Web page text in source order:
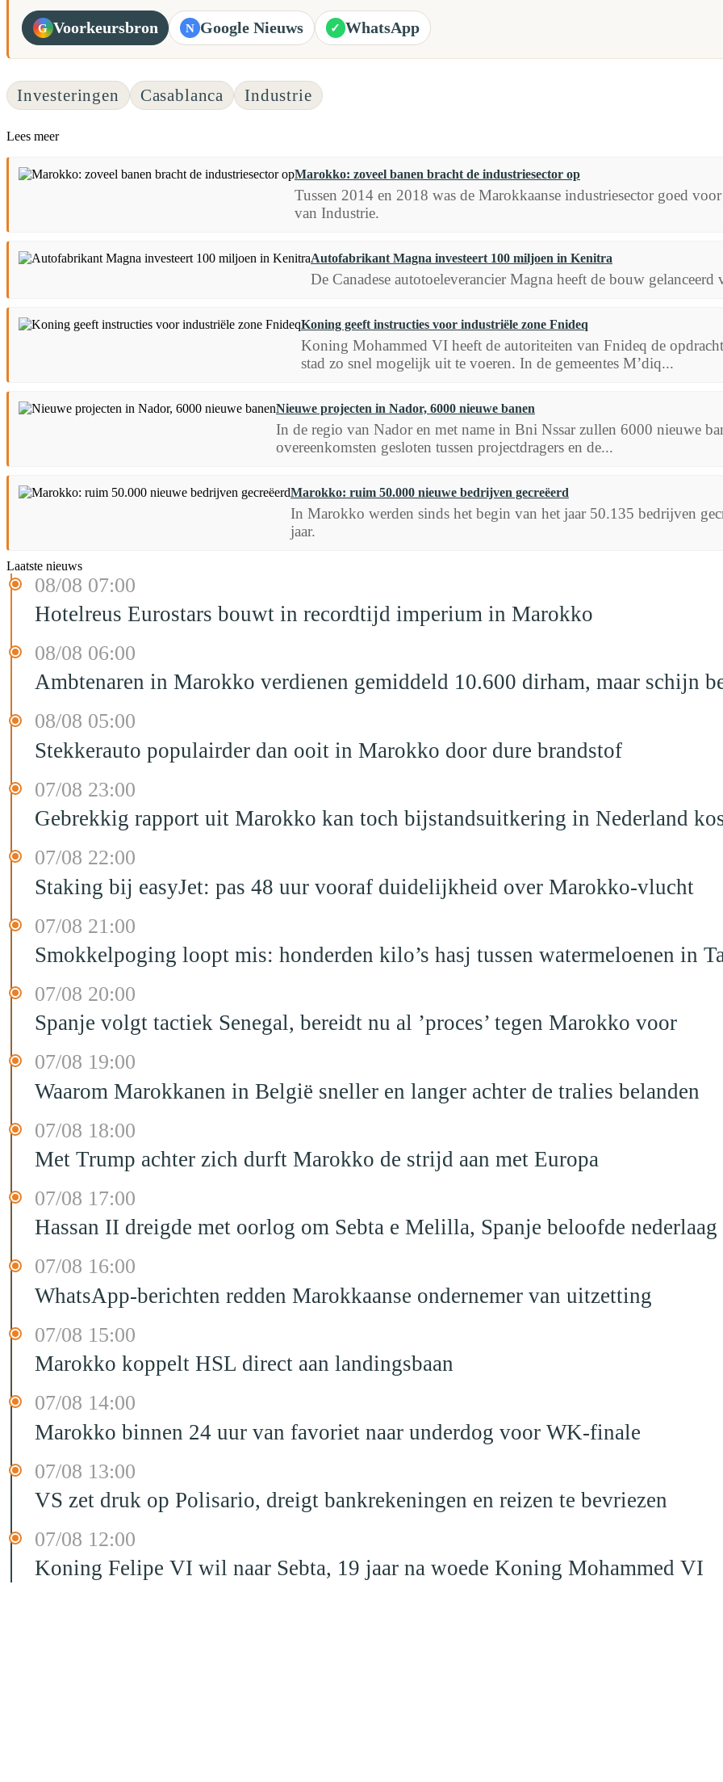
G Voorkeursbron N Google Nieuws ✓ WhatsApp
Investeringen Casablanca Industrie
Lees meer
Marokko: zoveel banen bracht de industriesector op
Tussen 2014 en 2018 was de Marokkaanse industriesector goed
van Industrie.
Autofabrikant Magna investeert 100 miljoen in Kenitra
De Canadese autotoeleverancier Magna heeft de bouw
Koning geeft instructies voor industriële zone Fnideq
Koning Mohammed VI heeft de autoriteiten van Fnideq de
stad zo snel mogelijk uit te voeren. In de gemeentes M’diq...
Nieuwe projecten in Nador, 6000 nieuwe banen
In de regio van Nador en met name in Bni Nssar zullen 6000 nieuwe
overeenkomsten gesloten tussen projectdragers en de...
Marokko: ruim 50.000 nieuwe bedrijven gecreëerd
In Marokko werden sinds het begin van het jaar 50.135 bedrijven
jaar.
Laatste nieuws
08/08 07:00
Hotelreus Eurostars bouwt in recordtijd imperium in Marokko
08/08 06:00
Ambtenaren in Marokko verdienen gemiddeld 10.600 dirham, maar schijn
08/08 05:00
Stekkerauto populairder dan ooit in Marokko door dure brandstof
07/08 23:00
Gebrekkig rapport uit Marokko kan toch bijstandsuitkering in Nederland
07/08 22:00
Staking bij easyJet: pas 48 uur vooraf duidelijkheid over Marokko-vlucht
07/08 21:00
Smokkelpoging loopt mis: honderden kilo’s hasj tussen watermeloenen in
07/08 20:00
Spanje volgt tactiek Senegal, bereidt nu al ’proces’ tegen Marokko voor
07/08 19:00
Waarom Marokkanen in België sneller en langer achter de tralies belanden
07/08 18:00
Met Trump achter zich durft Marokko de strijd aan met Europa
07/08 17:00
Hassan II dreigde met oorlog om Sebta e Melilla, Spanje beloofde nederlaag
07/08 16:00
WhatsApp-berichten redden Marokkaanse ondernemer van uitzetting
07/08 15:00
Marokko koppelt HSL direct aan landingsbaan
07/08 14:00
Marokko binnen 24 uur van favoriet naar underdog voor WK-finale
07/08 13:00
VS zet druk op Polisario, dreigt bankrekeningen en reizen te bevriezen
07/08 12:00
Koning Felipe VI wil naar Sebta, 19 jaar na woede Koning Mohammed VI